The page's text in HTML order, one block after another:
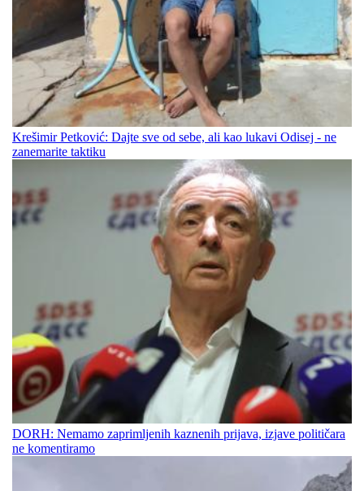
Krešimir Petković: Dajte sve od sebe, ali kao lukavi Odisej - ne
zanemarite taktiku
DORH: Nemamo zaprimljenih kaznenih prijava, izjave političara
ne komentiramo